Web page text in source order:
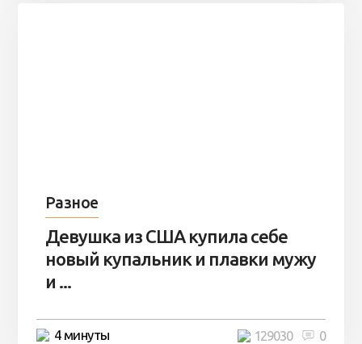
Разное
Девушка из США купила себе
новый купальник и плавки мужу
и ...
4 минуты 0
129030